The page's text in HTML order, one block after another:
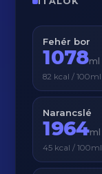
Fehér bor
1078ml
82 kcal /
Narancslé
1964ml
45 kcal /